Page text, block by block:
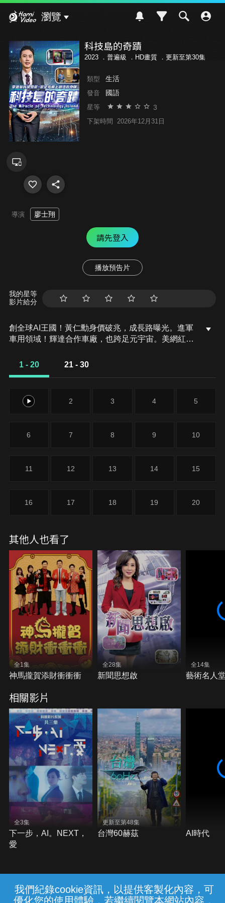
我們紀錄cookie資訊，以提供客製化內容，可
優化您的使用體驗，若繼續閱覽本網站內容，
瀏覽
科技島的奇蹟
2023 ． 普遍級 ．HD畫質 ．更新至第30集
類型 生活
發音 國語
星等 3
下架時間 2026年12月31日
導演 廖士翔
請先登入
播放預告片
我的星等
影片給分
創全球AI王國！黃仁勳身價破兆，成長路曝光。進軍
車用領域！輝達合作車廠，也跨足元宇宙。美網紅打
擬戀愛」商機多！推虛擬妻，頒發結婚證書。
1 - 20 21 - 30
1 2 3 4 5
6 7 8 9 10
11 12 13 14 15
16 17 18 19 20
其他人也看了
全1集
神馬攏賀添財衝衝衝
全28集
新聞思想啟
全14集
藝術名人
相關影片
全3集
下一步，AI。NEXT，
愛
更新至第48集
台灣60赫茲 AI時代
{{notifyMsg}}